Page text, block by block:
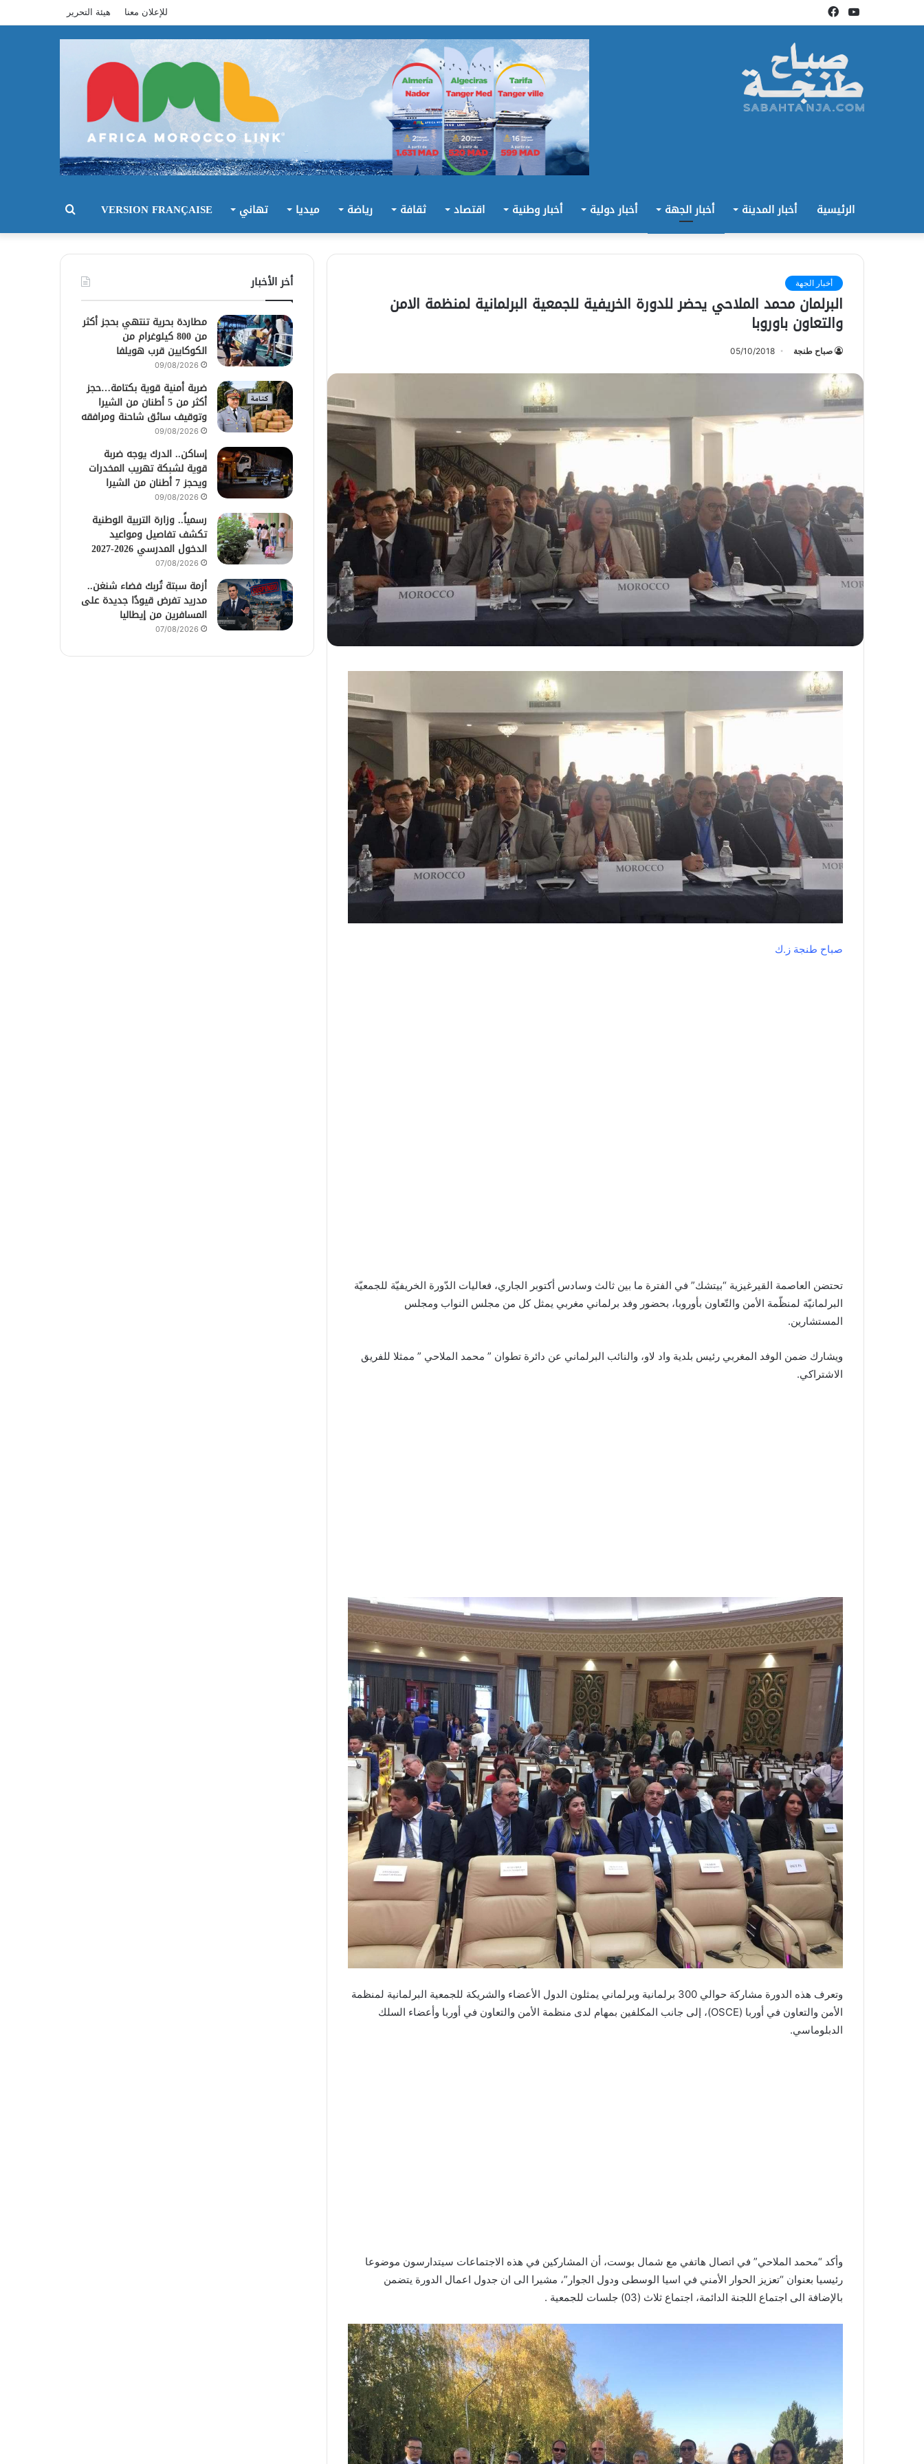
فيسبوكيوتيوب للإعلان معنا هيئة التحرير
الرئيسية أخبار المدينة أخبار الجهة أخبار دولية أخبار وطنية اقتصاد ثقافة رياضة ميديا تهاني VERSION FRANÇAISE بحث
أخبار الجهة
البرلمان محمد الملاحي يحضر للدورة الخريفية للجمعية البرلمانية لمنظمة الامن
والتعاون باوروبا
صباح طنجة 05/10/2018
صباح طنجة ز.ك
تحتضن العاصمة القيرغيزية “بيتشك” في الفترة ما بين ثالث وسادس أكتوبر الجاري، فعاليات الدّورة الخريفيّة للجمعيّة
البرلمانيّة لمنظّمة الأمن والتّعاون بأوروبا، بحضور وفد برلماني مغربي يمثل كل من مجلس النواب ومجلس
المستشارين.
ويشارك ضمن الوفد المغربي رئيس بلدية واد لاو، والنائب البرلماني عن دائرة تطوان ” محمد الملاحي ” ممثلا للفريق
الاشتراكي.
وتعرف هذه الدورة مشاركة حوالي 300 برلمانية وبرلماني يمثلون الدول الأعضاء والشريكة للجمعية البرلمانية لمنظمة
الأمن والتعاون في أوربا (OSCE)، إلى جانب المكلفين بمهام لدى منظمة الأمن والتعاون في أوربا وأعضاء السلك
الدبلوماسي.
وأكد “محمد الملاحي” في اتصال هاتفي مع شمال بوست، أن المشاركين في هذه الاجتماعات سيتدارسون موضوعا
رئيسيا بعنوان “تعزيز الحوار الأمني في اسيا الوسطى ودول الجوار”، مشيرا الى ان جدول اعمال الدورة يتضمن
بالإضافة الى اجتماع اللجنة الدائمة، اجتماع ثلاث (03) جلسات للجمعية .
أخر الأخبار
مطاردة بحرية تنتهي بحجز أكثر
من 800 كيلوغرام من
الكوكايين قرب هويلفا
09/08/2026
ضربة أمنية قوية بكتامة…حجز
أكثر من 5 أطنان من الشيرا
وتوقيف سائق شاحنة ومرافقه
09/08/2026
إساكن.. الدرك يوجه ضربة
قوية لشبكة تهريب المخدرات
ويحجز 7 أطنان من الشيرا
09/08/2026
رسمياً.. وزارة التربية الوطنية
تكشف تفاصيل ومواعيد
الدخول المدرسي 2026-2027
07/08/2026
أزمة سبتة تُربك فضاء شنغن..
مدريد تفرض قيودًا جديدة على
المسافرين من إيطاليا
07/08/2026